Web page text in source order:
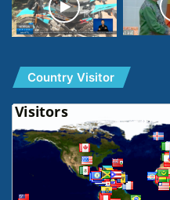
Country Visitor